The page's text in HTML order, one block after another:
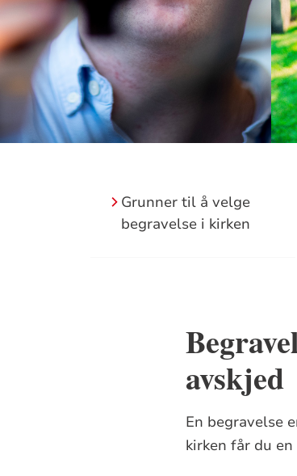
Grunner til å velge
begravelse i kirken
avskjed
En begravelse
kirken får du